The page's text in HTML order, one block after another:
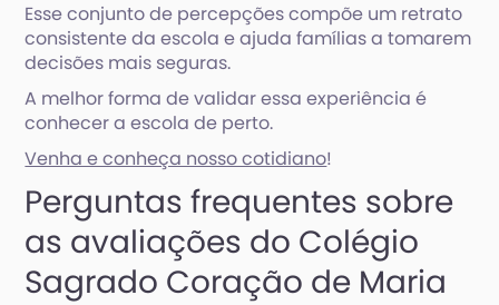
Esse conjunto de percepções compõe um retrato
consistente da escola e ajuda famílias a tomarem
decisões mais seguras.
A melhor forma de validar essa experiência é
conhecer a escola de perto.
Venha e conheça nosso cotidiano!
Perguntas frequentes sobre
as avaliações do Colégio
Sagrado Coração de Maria